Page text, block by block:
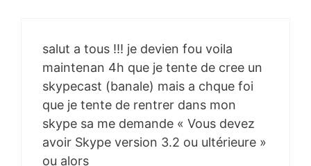
salut a tous !!! je devien fou voila
maintenan 4h que je tente de cree un
skypecast (banale) mais a chque foi
que je tente de rentrer dans mon
skype sa me demande « Vous devez
avoir Skype version 3.2 ou ultérieure »
ou alors